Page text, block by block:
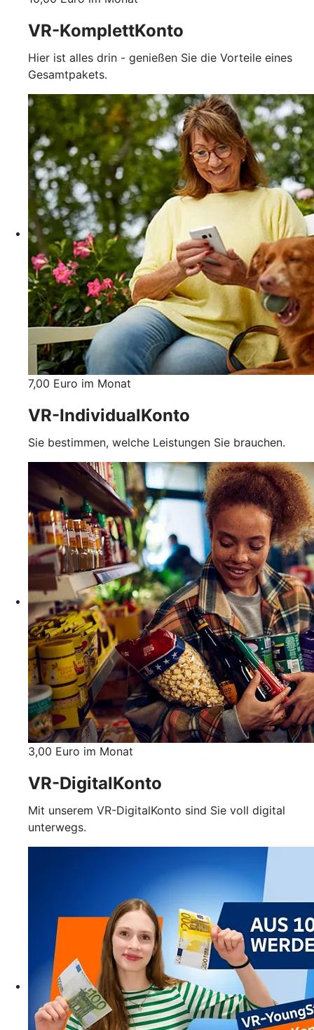
VR-KomplettKonto
Hier ist alles drin - genießen Sie die Vorteile eines
Gesamtpakets.
7,00 Euro im Monat
VR-IndividualKonto
Sie bestimmen, welche Leistungen Sie brauchen.
3,00 Euro im Monat
VR-DigitalKonto
Mit unserem VR-DigitalKonto sind Sie voll digital
unterwegs.